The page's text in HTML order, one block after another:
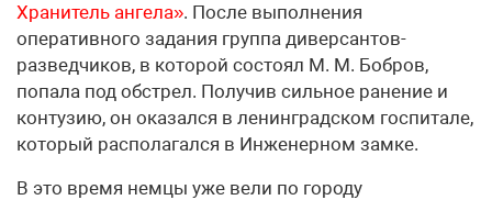
Хранитель ангела». После выполнения
оперативного задания группа диверсантов-
разведчиков, в которой состоял М. М. Бобров,
попала под обстрел. Получив сильное ранение и
контузию, он оказался в ленинградском госпитале,
который располагался в Инженерном замке.
В это время немцы уже вели по городу